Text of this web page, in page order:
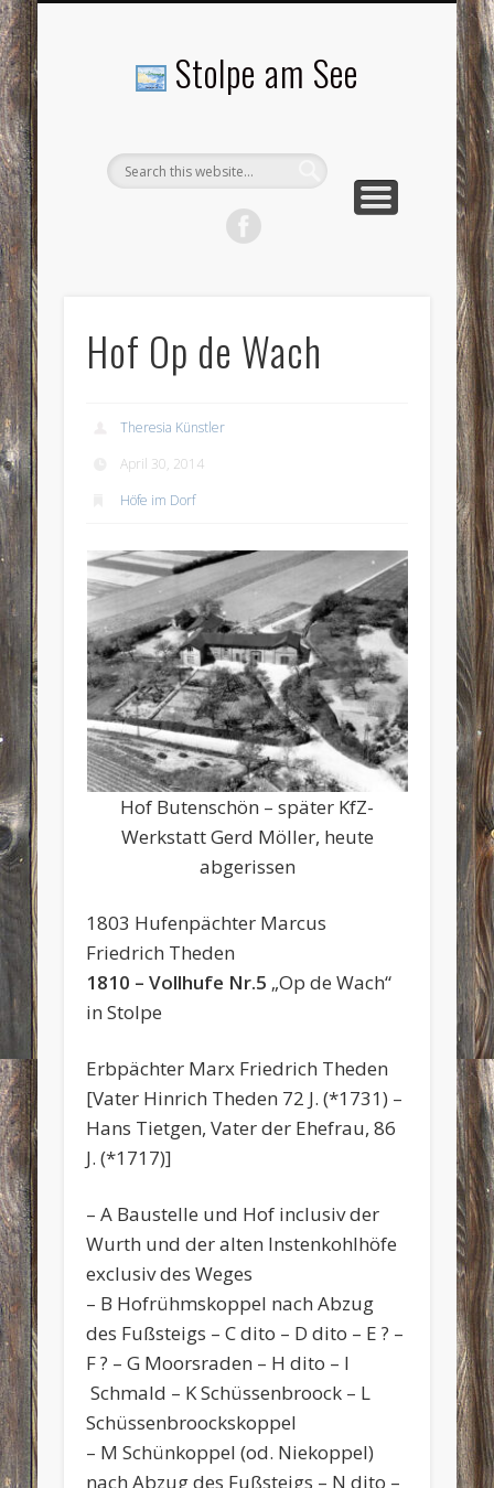
Stolpe am See
Hof Op de Wach
Theresia Künstler
April 30, 2014
Höfe im Dorf
Hof Butenschön – später KfZ-
Werkstatt Gerd Möller, heute
abgerissen
1803 Hufenpächter Marcus
Friedrich Theden
1810 – Vollhufe Nr.5 „Op de Wach“
in Stolpe
Erbpächter Marx Friedrich Theden
[Vater Hinrich Theden 72 J. (*1731) –
Hans Tietgen, Vater der Ehefrau, 86
J. (*1717)]
– A Baustelle und Hof inclusiv der
Wurth und der alten Instenkohlhöfe
exclusiv des Weges
– B Hofrühmskoppel nach Abzug
des Fußsteigs – C dito – D dito – E ? –
F ? – G Moorsraden – H dito – I
Schmald – K Schüssenbroock – L
Schüssenbroockskoppel
– M Schünkoppel (od. Niekoppel)
nach Abzug des Fußsteigs – N dito –